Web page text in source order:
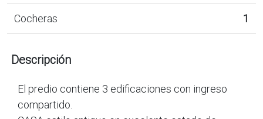
Cocheras 1
Descripción
El predio contiene 3 edificaciones con ingreso
compartido.